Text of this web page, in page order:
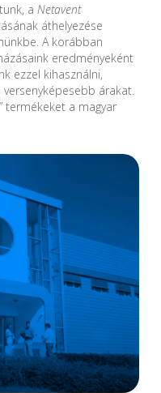
a Netavent
áthelyezése
A korábban
eredményeként
ezzel kihasználni,
árakat.
termékeket a magyar